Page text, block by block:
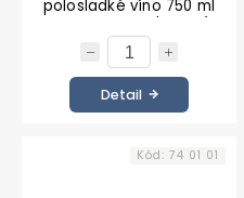
polosladké víno 750 ml
STELVIN - šroubovací
uzávěr
Detail
Kód: 74 01 01